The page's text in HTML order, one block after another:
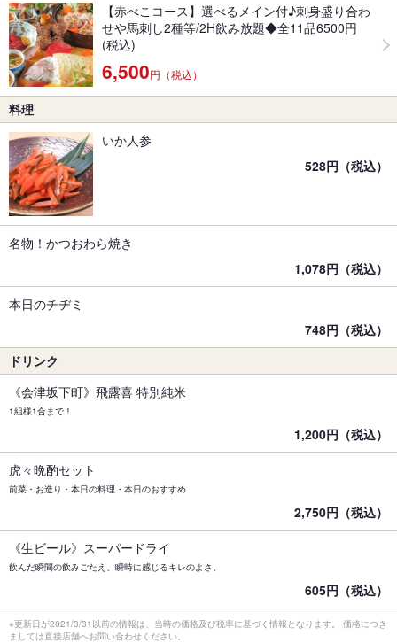
【赤べこコース】選べるメイン付♪刺身盛り合わ
せや馬刺し2種等/2H飲み放題◆全11品6500円
(税込)
6,500円（税込）
料理
いか人参
528円（税込）
名物！かつおわら焼き
1,078円（税込）
本日のチヂミ
748円（税込）
ドリンク
《会津坂下町》飛露喜 特別純米
1組様1合まで！
1,200円（税込）
虎々晩酌セット
前菜・お造り・本日の料理・本日のおすすめ
2,750円（税込）
《生ビール》スーパードライ
飲んだ瞬間の飲みごたえ、瞬時に感じるキレのよさ。
605円（税込）
※更新日が2021/3/31以前の情報は、当時の価格及び税率に基づく情報となります。 価格につき
ましては直接店舗へお問い合わせください。